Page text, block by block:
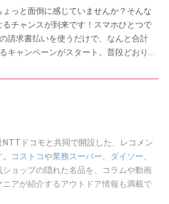
っと面倒に感じていませんか？そんな
チャンスが到来です！スマホひとつで
請求書払いを使うだけで、なんと合計
キャンペーンがスタート。普段どおりに
狙っていきましょう！
ドコモと共同で開設した、レコメン
コストコや業務スーパー、 ダイソー、
ショップの隠れた名品を、コラムや動画
アが紹介するアウトドア情報も満載で